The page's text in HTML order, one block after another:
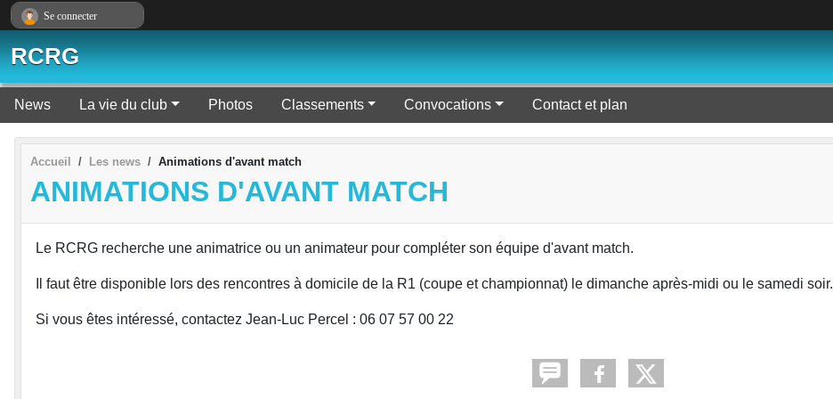
RCRG
News La vie du club Photos Classements Convocations Contact et plan
Accueil Les news Animations d'avant match
ANIMATIONS D'AVANT MATCH
Le RCRG recherche une animatrice ou un animateur pour compléter son équipe d'avant match.
Il faut être disponible lors des rencontres à domicile de la R1 (coupe et championnat) le dimanche après-midi ou le samedi soir.
Si vous êtes intéressé, contactez Jean-Luc Percel : 06 07 57 00 22
Se connecter
Panneau de gestion des cookies